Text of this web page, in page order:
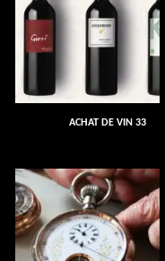
ACHAT DE VIN 33